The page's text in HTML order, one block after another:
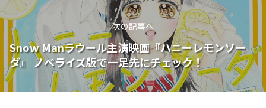
次の記事へ
Snow Manラウール主演映画『ハニーレモンソー
ダ』 ノベライズ版で一足先にチェック！